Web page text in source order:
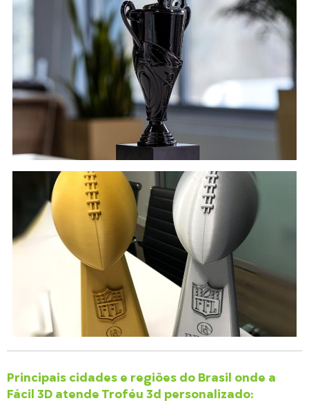
Principais cidades e regiões do Brasil onde a
Fácil 3D atende Troféu 3d personalizado: